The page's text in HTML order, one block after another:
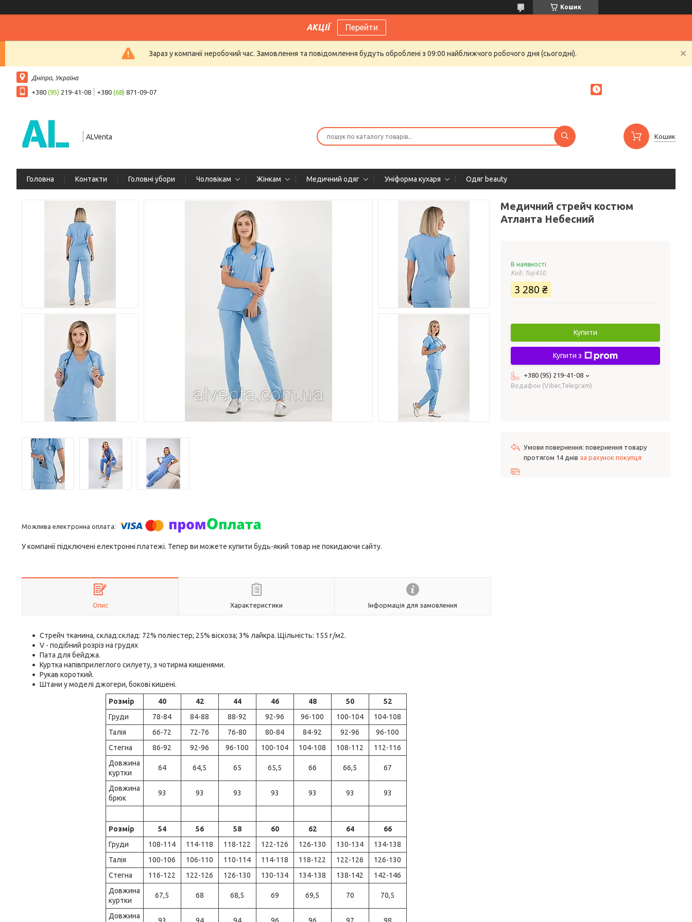
Кошик
АКЦІЇ Перейти
Зараз у компанії неробочий час. Замовлення та повідомлення будуть оброблені з 09:00 найближчого робочого дня (сьогодні).
Дніпро, Україна
+380 (95) 219-41-08 +380 (68) 871-09-07
ALVenta Кошик
Головна Контакти Головні убори Чоловікам Жінкам Медичний одяг Уніформа кухаря Одяг beauty
У компанії підключені електронні платежі. Тепер ви можете купити будь-який товар не покидаючи сайту.
Опис Характеристики Інформація для замовлення
Стрейч тканина, склад:склад: 72% поліестер; 25% віскоза; 3% лайкра. Щільність: 155 г/м2.
V - подібний розріз на грудях
Пата для бейджа.
Куртка напівприлеглого силуету, з чотирма кишенями.
Рукав короткий.
Штани у моделі джогери, бокові кишені.
Розмір 40 42 44 46 48 50
52
Груди
78-84 84-88 88-92 92-96 96-100 100-104
104-108
Талія
66-72 72-76 76-80 80-84 84-92 92-96
96-100
Стегна
86-92 92-96 96-100 100-104 104-108 108-112
112-116
Довжина
куртки
64 64,5 65 65,5 66 66,5 67
Довжина
брюк
93 93 93 93 93 93 93
Розмір 54 56 58 60 62 64
66
Груди
108-114 114-118 118-122 122-126 126-130 130-134
134-138
Талія
100-106 106-110 110-114 114-118 118-122 122-126
126-130
Стегна
116-122 122-126 126-130 130-134 134-138 138-142
142-146
Довжина
куртки
67,5 68 68,5 69 69,5 70 70,5
Довжина
Медичний стрейч костюм
Атланта Небесний
В наявності
Код: Top450
3 280 ₴
Купити
Купити з
+380 (95) 219-41-08
Водафон (Viber,Telegram)
повернення товару
протягом 14 днів за рахунок покупця